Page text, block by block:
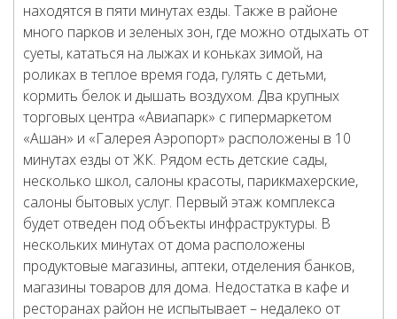
находятся в пяти минутах езды. Также в районе
много парков и зеленых зон, где можно отдыхать от
суеты, кататься на лыжах и коньках зимой, на
роликах в теплое время года, гулять с детьми,
кормить белок и дышать воздухом. Два крупных
торговых центра «Авиапарк» с гипермаркетом
«Ашан» и «Галерея Аэропорт» расположены в 10
минутах езды от ЖК. Рядом есть детские сады,
несколько школ, салоны красоты, парикмахерские,
салоны бытовых услуг. Первый этаж комплекса
будет отведен под объекты инфраструктуры. В
нескольких минутах от дома расположены
продуктовые магазины, аптеки, отделения банков,
магазины товаров для дома. Недостатка в кафе и
ресторанах район не испытывает – недалеко от